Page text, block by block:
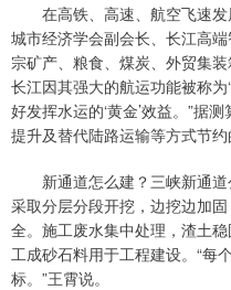
在高铁、高速、航空飞速发
城市经济学会副会长、长江高
宗矿产、粮食、煤炭、外贸集
长江因其强大的航运功能被称为
好发挥水运的‘黄金’效益。”据
提升及替代陆路运输等方式节约
新通道怎么建？三峡新通道
采取分层分段开挖，边挖边加
全。施工废水集中处理，渣土
工成砂石料用于工程建设。“每
标。”王霄说。